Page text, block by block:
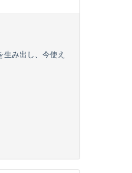
み出し、今使え